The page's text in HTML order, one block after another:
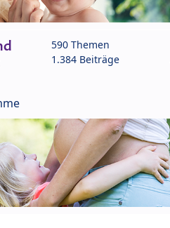
590 Themen
1.384 Beiträge